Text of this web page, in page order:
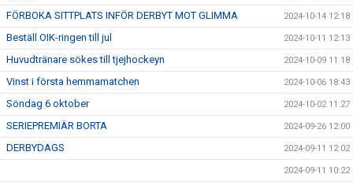
FÖRBOKA SITTPLATS INFÖR DERBYT MOT GLIMMA 2024-10-14 12:18
Beställ OIK-ringen till jul 2024-10-11 12:13
Huvudtränare sökes till tjejhockeyn 2024-10-09 11:18
Vinst i första hemmamatchen 2024-10-06 18:43
Söndag 6 oktober 2024-10-02 11:27
SERIEPREMIÄR BORTA 2024-09-26 12:00
DERBYDAGS 2024-09-11 12:02
2024-09-11 10:22